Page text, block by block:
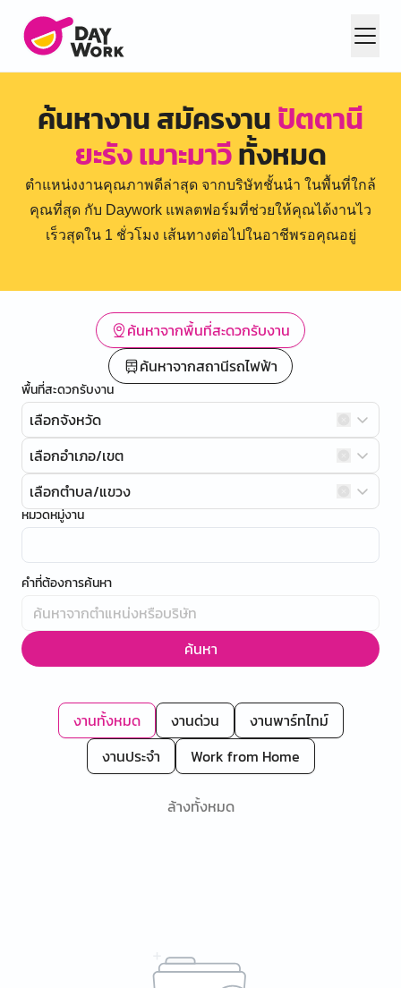
ค้นหางาน สมัครงานปัตตานี
ยะรัง เมาะมาวีทั้งหมด
ตำแหน่งงานคุณภาพดีล่าสุด จากบริษัทชั้นนำ ในพื้นที่ใกล้
คุณที่สุด กับ Daywork แพลตฟอร์มที่ช่วยให้คุณได้งานไว
เร็วสุดใน 1 ชั่วโมง เส้นทางต่อไปในอาชีพรอคุณอยู่
ค้นหาจากพื้นที่สะดวกรับงาน
ค้นหาจากสถานีรถไฟฟ้า
พื้นที่สะดวกรับงาน
เลือกจังหวัด
เลือกอำเภอ/เขต
เลือกตำบล/แขวง
หมวดหมู่งาน
คำที่ต้องการค้นหา
ค้นหา
งานทั้งหมด งานด่วน
งานพาร์ทไทม์
งานประจำ
Work from Home
ล้างทั้งหมด